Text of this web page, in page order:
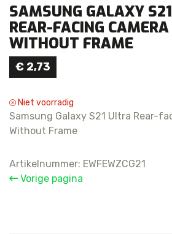
SAMSUNG GALAXY
REAR-FACING
WITHOUT FRAME
€ 2,73
Niet voorradig
Samsung Galaxy S21 Ultra Rear-
Without Frame
Artikelnummer: EWFEWZCG21
Vorige pagina